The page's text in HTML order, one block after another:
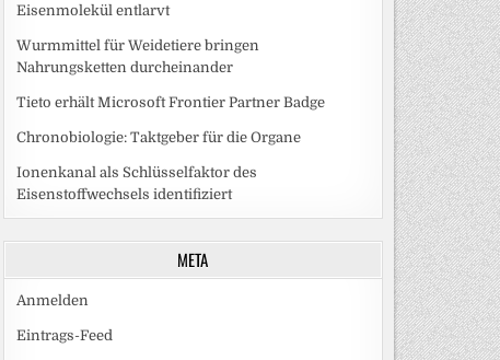
Eisenmolekül entlarvt
Wurmmittel für Weidetiere bringen
Nahrungsketten durcheinander
Tieto erhält Microsoft Frontier Partner Badge
Chronobiologie: Taktgeber für die Organe
Ionenkanal als Schlüsselfaktor des
Eisenstoffwechsels identifiziert
META
Anmelden
Eintrags-Feed